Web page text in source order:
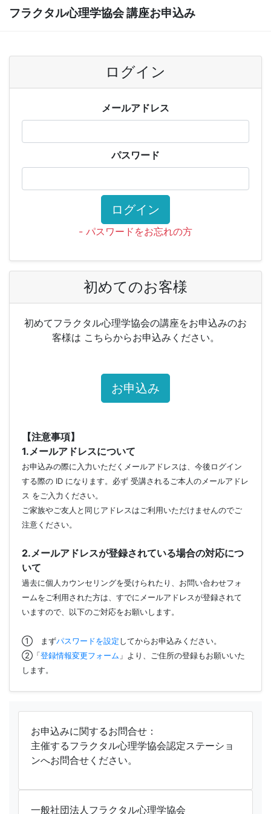
フラクタル心理学協会 講座お申込み
ログイン
メールアドレス
パスワード
ログイン
- パスワードをお忘れの方
初めてのお客様
初めてフラクタル心理学協会の講座をお申込みのお
客様は こちらからお申込みください。
お申込み
【注意事項】
1.メールアドレスについて
お申込みの際に入力いただくメールアドレスは、今後ログイン
する際の ID になります。必ず 受講されるご本人のメールアドレ
ス をご入力ください。
ご家族やご友人と同じアドレスはご利用いただけませんのでご
注意ください。
2.メールアドレスが登録されている場合の対応につ
いて
過去に個人カウンセリングを受けられたり、お問い合わせフォ
ームをご利用された方は、すでにメールアドレスが登録されて
いますので、以下のご対応をお願いします。
① まずパスワードを設定してからお申込みください。
②「登録情報変更フォーム 」より、ご住所の登録もお願いいた
します。
お申込みに関するお問合せ：
主催するフラクタル心理学協会認定ステーショ
ンへお問合せください。
一般社団法人フラクタル心理学協会